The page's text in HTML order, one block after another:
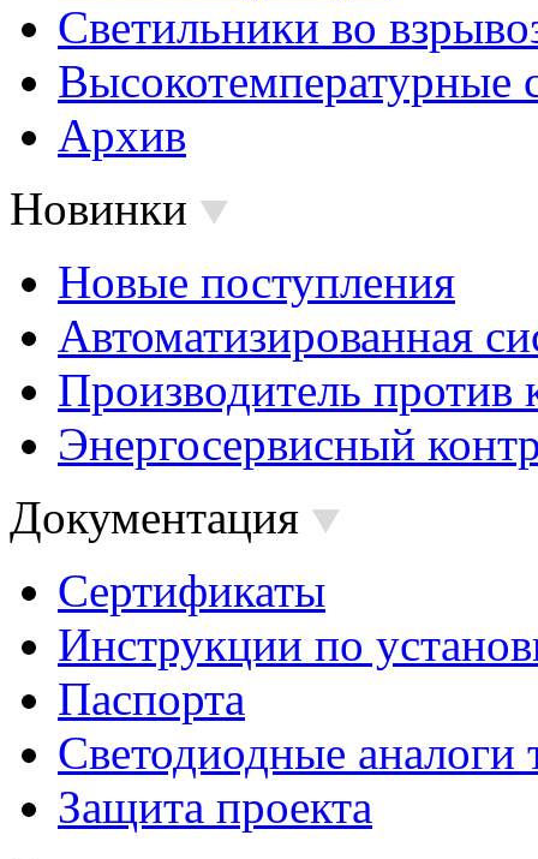
Светильники во
Высокотемпературные
Архив
Новинки
Новые поступления
Автоматизированная
Производитель против
Энергосервисный
Документация
Сертификаты
Инструкции по
Паспорта
Светодиодные аналоги
Защита проекта